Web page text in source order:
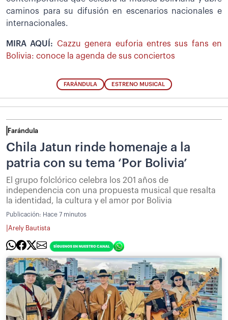
caminos para su difusión en escenarios nacionales e
internacionales.
MIRA AQUÍ: Cazzu genera euforia entres sus fans en
Bolivia: conoce la agenda de sus conciertos
FARÁNDULA ESTRENO MUSICAL
Farándula
Chila Jatun rinde homenaje a la
patria con su tema ‘Por Bolivia’
El grupo folclórico celebra los 201 años de
independencia con una propuesta musical que resalta
la identidad, la cultura y el amor por Bolivia
Publicación: Hace 7 minutos
Arely Bautista